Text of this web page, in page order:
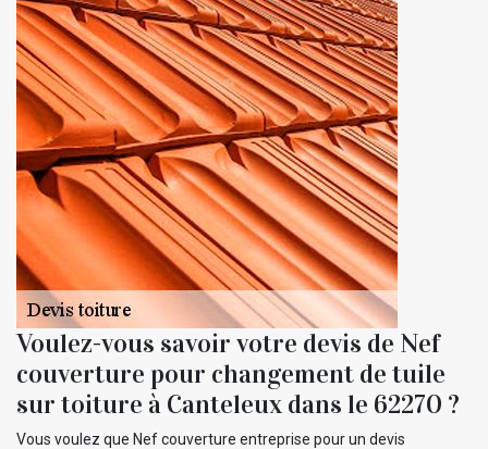
Voulez-vous savoir votre devis de Nef
couverture pour changement de tuile
sur toiture à Canteleux dans le 62270 ?
Vous voulez que Nef couverture entreprise pour un devis